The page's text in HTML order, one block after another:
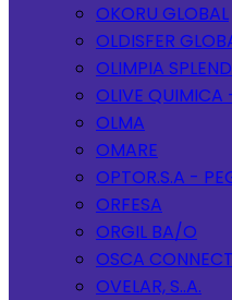
OKORU GLOBAL
OLDISFER
OLIMPIA
OLIVE QUIMICA
OLMA
OMARE
OPTOR.S.A -
ORFESA
ORGIL BA/O
OSCA CONNECT
OVELAR, S..A.